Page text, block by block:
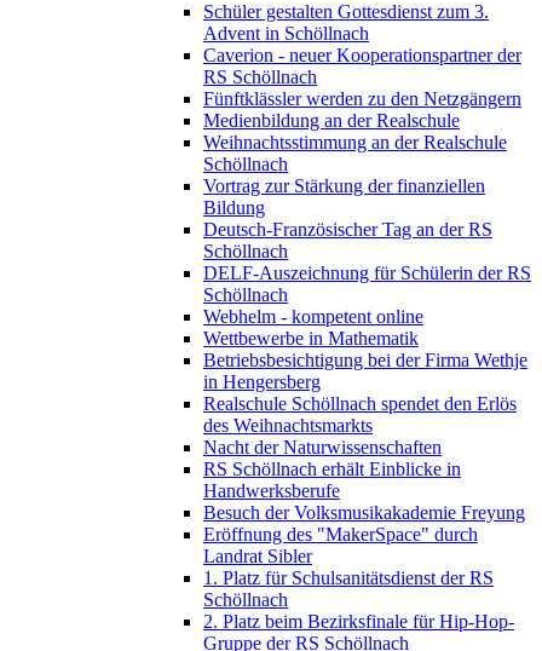
Schüler gestalten Gottesdienst zum 3.
Advent in Schöllnach
Caverion - neuer Kooperationspartner der
RS Schöllnach
Fünftklässler werden zu den Netzgängern
Medienbildung an der Realschule
Weihnachtsstimmung an der Realschule
Schöllnach
Vortrag zur Stärkung der finanziellen
Bildung
Deutsch-Französischer Tag an der RS
Schöllnach
DELF-Auszeichnung für Schülerin der RS
Schöllnach
Webhelm - kompetent online
Wettbewerbe in Mathematik
Betriebsbesichtigung bei der Firma Wethje
in Hengersberg
Realschule Schöllnach spendet den Erlös
des Weihnachtsmarkts
Nacht der Naturwissenschaften
RS Schöllnach erhält Einblicke in
Handwerksberufe
Besuch der Volksmusikakademie Freyung
Eröffnung des "MakerSpace" durch
Landrat Sibler
1. Platz für Schulsanitätsdienst der RS
Schöllnach
2. Platz beim Bezirksfinale für Hip-Hop-
Gruppe der RS Schöllnach